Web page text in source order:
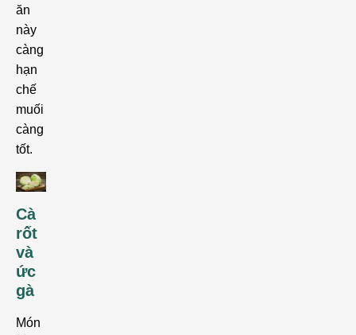
ăn
này
càng
hạn
chế
muối
càng
tốt.
Cà
rốt
và
ức
gà
Món